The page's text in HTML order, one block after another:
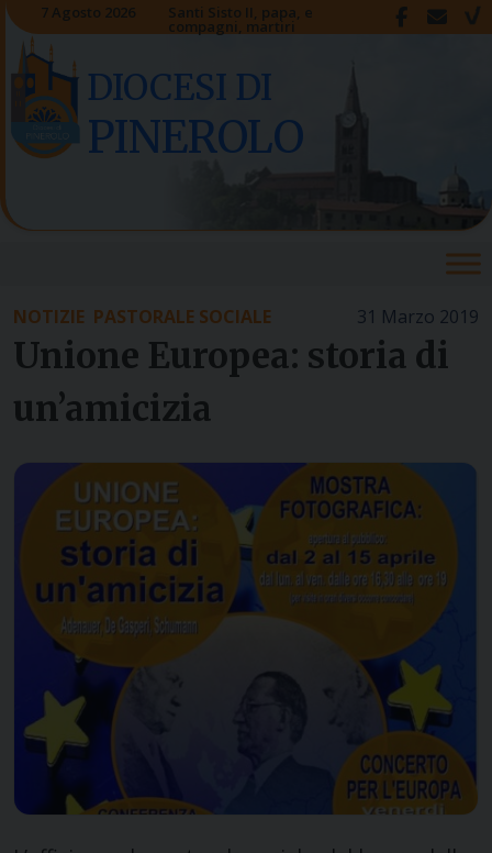
Skip
content DIOCESI DI
PINEROLO
7 Agosto 2026 Santi Sisto II, papa, e
compagni, martiri
31 Marzo 2019
NOTIZIE PASTORALE SOCIALE
Unione Europea: storia di
un’amicizia